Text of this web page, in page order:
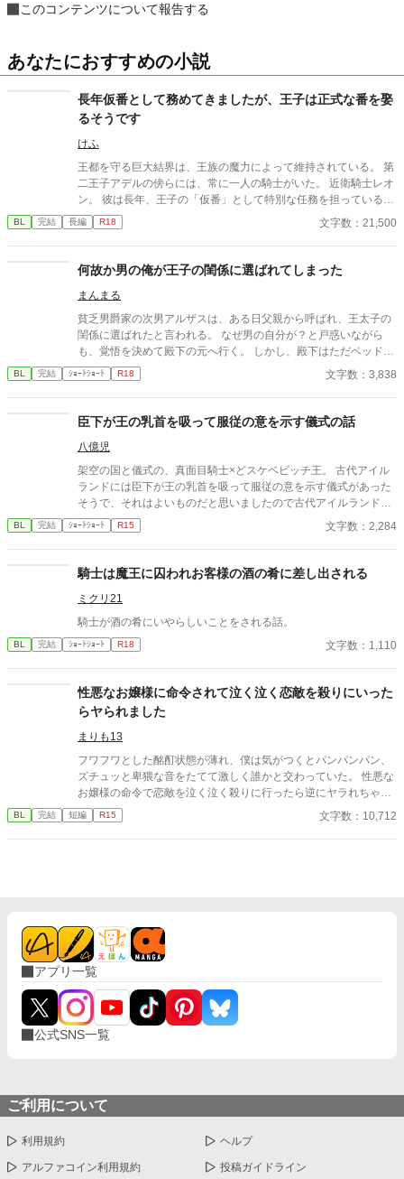
このコンテンツについて報告する
あなたにおすすめの小説
長年仮番として務めてきましたが、王子は正式な番を娶
るそうです
けふ
王都を守る巨大結界は、王族の魔力によって維持されている。 第
二王子アデルの傍らには、常に一人の騎士がいた。 近衛騎士レオ
ン。 彼は長年、王子の「仮番」として特別な任務を担っている。
しかし王子は、他国の王女との正式な番契約が決まってしまっ
た。 仮番の役目は、そこで終わるはずだった。 だが結界塔で行わ
士。 主と臣下。 越えてはならない境界を前にしても、 王子は騎
士の手を取る。 「共に立て」 ※オメガバースではありません ※
ふんわり読んでください ※なんでも許せる方向け ※イラストはC
hatGPTさん
BL 完結 長編 R18 文字数：21,500
何故か男の俺が王子の閨係に選ばれてしまった
まんまる
貧乏男爵家の次男アルザスは、ある日父親から呼ばれ、王太子の
閨係に選ばれたと言われる。 なぜ男の自分が？と戸惑いながら
も、覚悟を決めて殿下の元へ行く。 しかし、殿下はただベッドに
横たわり何もしてこない。 殿下には何か思いがあるようで。 《何
故か男の僕が王子の閨係に選ばれました》の攻×受が立場的に逆
ョート集におまけ話を上げています。そちらも是非ご一読くださ
い。 ※画像はPicrewさんよりお借りしています。
BL 完結 ｼｮｰﾄｼｮｰﾄ R18 文字数：3,838
臣下が王の乳首を吸って服従の意を示す儀式の話
八億児
架空の国と儀式の、真面目騎士×どスケベビッチ王。 古代アイル
ランドには臣下が王の乳首を吸って服従の意を示す儀式があった
そうで、それはよいものだと思いましたので古代アイルランドと
は特に関係なく王の乳首を吸ってもらいました。
BL 完結 ｼｮｰﾄｼｮｰﾄ R15 文字数：2,284
騎士は魔王に囚われお客様の酒の肴に差し出される
ミクリ21
騎士が酒の肴にいやらしいことをされる話。
BL 完結 ｼｮｰﾄｼｮｰﾄ R18 文字数：1,110
性悪なお嬢様に命令されて泣く泣く恋敵を殺りにいった
らヤられました
まりも13
フワフワとした酩酊状態が薄れ、僕は気がつくとパンパンパン、
ズチュッと卑猥な音をたてて激しく誰かと交わっていた。 性悪な
お嬢様の命令で恋敵を泣く泣く殺りに行ったら逆にヤラれちゃっ
た、ちょっとアホな子の話です。 （ムーンライトノベルにも掲載
しています）
BL 完結 短編 R15 文字数：10,712
アプリ一覧
公式SNS一覧
ご利用について
利用規約 ヘルプ
アルファコイン利用規約 投稿ガイドライン